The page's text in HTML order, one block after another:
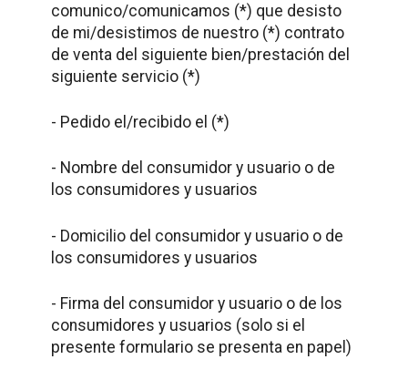
comunico/comunicamos (*) que desisto
de mi/desistimos de nuestro (*) contrato
de venta del siguiente bien/prestación del
siguiente servicio (*)
- Pedido el/recibido el (*)
- Nombre del consumidor y usuario o de
los consumidores y usuarios
- Domicilio del consumidor y usuario o de
los consumidores y usuarios
- Firma del consumidor y usuario o de los
consumidores y usuarios (solo si el
presente formulario se presenta en papel)